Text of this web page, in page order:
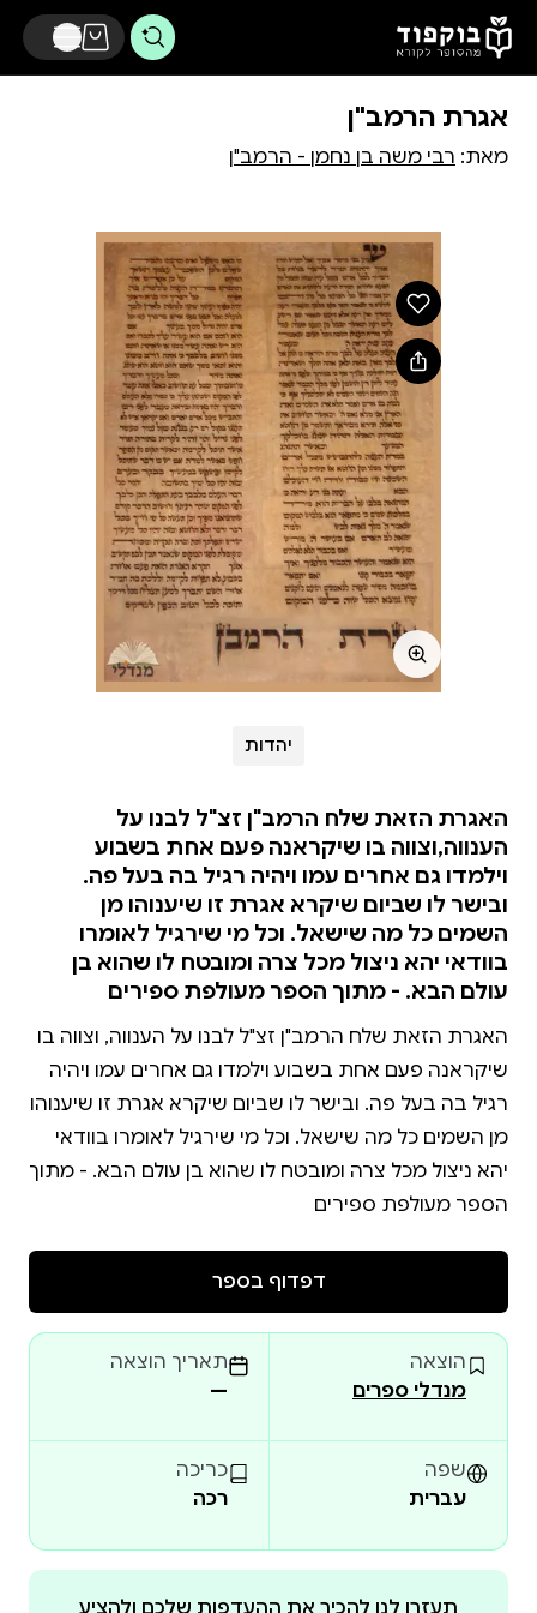
דלג לתוכן הראשי
אגרת הרמב"ן
מאת: רבי משה בן נחמן - הרמב"ן
יהדות
האגרת הזאת שלח הרמב"ן זצ"ל לבנו על
הענווה,וצווה בו שיקראנה פעם אחת בשבוע
וילמדו גם אחרים עמו ויהיה רגיל בה בעל פה.
ובישר לו שביום שיקרא אגרת זו שיענוהו מן
השמים כל מה שישאל. וכל מי שירגיל לאומרו
בוודאי יהא ניצול מכל צרה ומובטח לו שהוא בן
עולם הבא. - מתוך הספר מעולפת ספירים
האגרת הזאת שלח הרמב"ן זצ"ל לבנו על הענווה, וצווה בו
שיקראנה פעם אחת בשבוע וילמדו גם אחרים עמו ויהיה
רגיל בה בעל פה. ובישר לו שביום שיקרא אגרת זו שיענוהו
מן השמים כל מה שישאל. וכל מי שירגיל לאומרו בוודאי
יהא ניצול מכל צרה ומובטח לו שהוא בן עולם הבא. - מתוך
הספר מעולפת ספירים
דפדוף בספר
הוצאה
מנדלי ספרים
תאריך הוצאה
—
שפה
עברית
כריכה
רכה
תעזרו לנו להכיר את ההעדפות שלכם ולהציע